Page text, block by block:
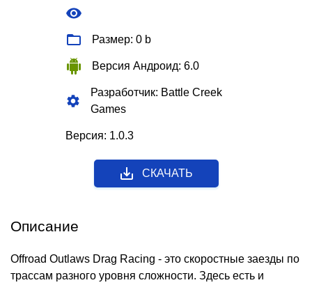
Размер: 0 b
Версия Андроид: 6.0
Разработчик: Battle Creek
Games
Версия: 1.0.3
СКАЧАТЬ
Описание
Offroad Outlaws Drag Racing - это скоростные заезды по
трассам разного уровня сложности. Здесь есть и